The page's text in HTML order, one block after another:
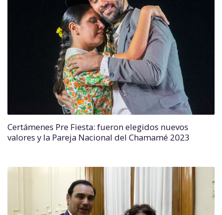
Certámenes Pre Fiesta: fueron elegidos nuevos
valores y la Pareja Nacional del Chamamé 2023